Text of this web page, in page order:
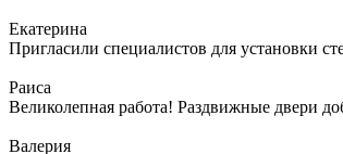
Екатерина
Пригласили специалистов для установки
Раиса
Великолепная работа! Раздвижные двери
Валерия